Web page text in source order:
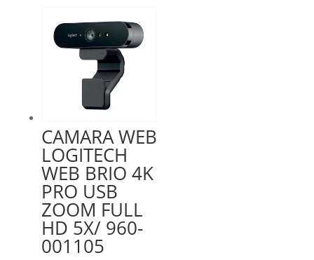
CAMARA WEB
LOGITECH
WEB BRIO 4K
PRO USB
ZOOM FULL
HD 5X/ 960-
001105